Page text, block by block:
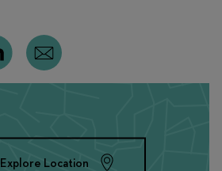
Explore Location